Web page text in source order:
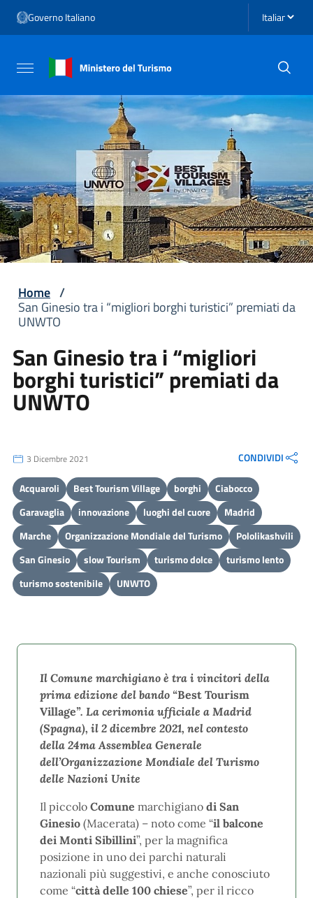
Vai al menu di navigazione
Vai al footer
Governo Italiano Seleziona
Attiva / disattiva la navigazione
Home /
San Ginesio tra i “migliori borghi turistici” premiati da
UNWTO
San Ginesio tra i “migliori
borghi turistici” premiati da
UNWTO
3 Dicembre 2021 CONDIVIDI
Acquaroli Best Tourism Village borghi
Ciabocco
Garavaglia
innovazione luoghi del cuore
Madrid
Marche
Organizzazione Mondiale del Turismo
Pololikashvili
San Ginesio
slow Tourism turismo dolce
turismo lento
turismo sostenibile
UNWTO
Il Comune marchigiano è tra i vincitori della
prima edizione del bando “Best Tourism
Village”. La cerimonia ufficiale a Madrid
(Spagna), il 2 dicembre 2021, nel contesto
della 24ma Assemblea Generale
dell’Organizzazione Mondiale del Turismo
delle Nazioni Unite
Il piccolo Comune marchigiano di San
Ginesio (Macerata) – noto come “il balcone
dei Monti Sibillini”, per la magnifica
posizione in uno dei parchi naturali
nazionali più suggestivi, e anche conosciuto
come “città delle 100 chiese”, per il ricco